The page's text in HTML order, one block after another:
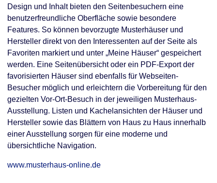
Design und Inhalt bieten den Seitenbesuchern eine
benutzerfreundliche Oberfläche sowie besondere
Features. So können bevorzugte Musterhäuser und
Hersteller direkt von den Interessenten auf der Seite als
Favoriten markiert und unter „Meine Häuser“ gespeichert
werden. Eine Seitenübersicht oder ein PDF-Export der
favorisierten Häuser sind ebenfalls für Webseiten-
Besucher möglich und erleichtern die Vorbereitung für den
gezielten Vor-Ort-Besuch in der jeweiligen Musterhaus-
Ausstellung. Listen und Kachelansichten der Häuser und
Hersteller sowie das Blättern von Haus zu Haus innerhalb
einer Ausstellung sorgen für eine moderne und
übersichtliche Navigation.
www.musterhaus-online.de